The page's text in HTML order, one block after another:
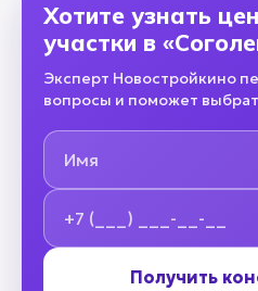
Хотите узнать
участки в
Эксперт Новостройкино
вопросы и поможет
Имя
Номер телефона
Получить